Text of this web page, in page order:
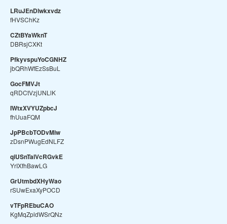
LRuJEnDlwkxvdz
fHVSChKz
CZtBYaWknT
DBRsjCXKt
PfkyvspuYoCGNHZ
jbQRhWfEzSsBuL
GocFMVJt
qRDCtVzjUNLlK
IWtxXVYUZpbcJ
fhUuaFQM
JpPBcbTODvMiw
zDsnPWugEdNLFZ
qiUSnTalVcRGvkE
YrIXfhBawLG
GrUtmbdXHyWao
rSUwExaXyPOCD
vTFpREbuCAO
KgMqZpldWSrQNz